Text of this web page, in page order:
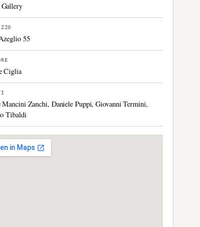
55
Ciglia
Mancini Zanchi, Daniele Puppi, Giovanni Termini,
Tibaldi